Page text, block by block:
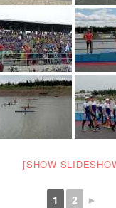
[SHOW
1 2 ►